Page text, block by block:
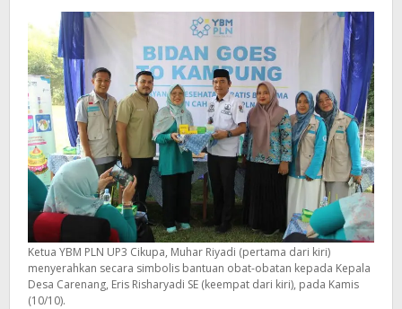
Masyarakat
Kurang
Mampu
Ketua YBM PLN UP3 Cikupa, Muhar Riyadi (pertama dari kiri)
menyerahkan secara simbolis bantuan obat-obatan kepada Kepala
Desa Carenang, Eris Risharyadi SE (keempat dari kiri), pada Kamis
(10/10).